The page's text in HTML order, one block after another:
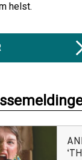
helst.